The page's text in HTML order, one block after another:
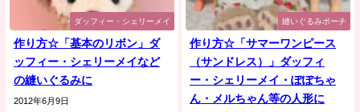
ダッフィー・シェリーメイ
作り方☆「基本のリボン」ダ
ッフィー・シェリーメイなど
の縫いぐるみに
2012年6月9日
縫いぐるみポーチ
作り方☆「サマーワンピース
（サンドレス）」ダッフィ
ー・シェリーメイ・ぽぽちゃ
ん・メルちゃん等の人形に